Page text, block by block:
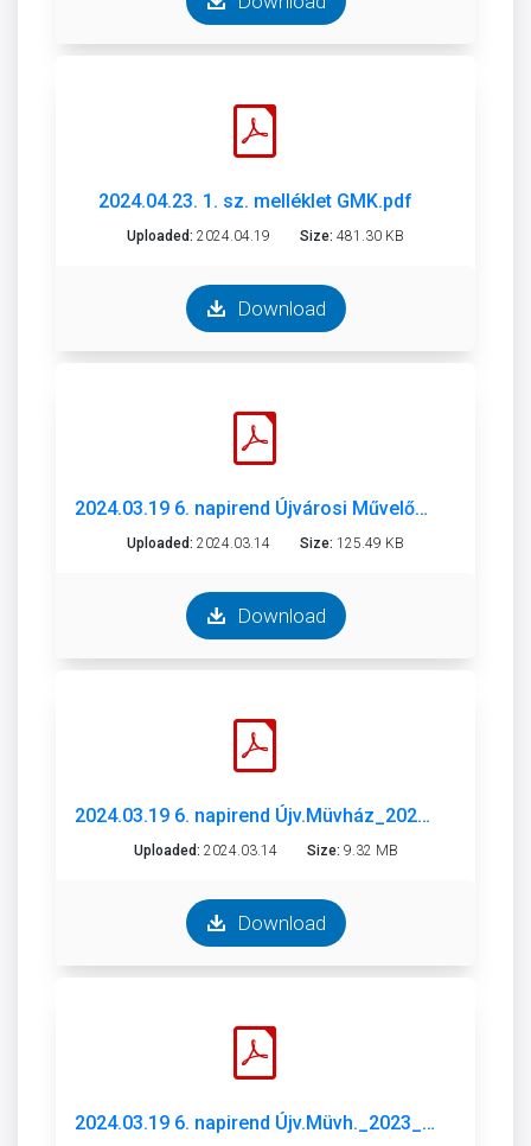
2024.04.23. 1. sz. melléklet GMK.pdf
Uploaded: 2024.04.19 Size: 481.30 KB
Download
2024.03.19 6. napirend Újvárosi Művelődési Ház előterjesztés.pdf
Uploaded: 2024.03.14 Size: 125.49 KB
Download
2024.03.19 6. napirend Újv.Müvház_2024_munkaterv.pdf
Uploaded: 2024.03.14 Size: 9.32 MB
Download
2024.03.19 6. napirend Újv.Müvh._2023_beszámoló_.pdf